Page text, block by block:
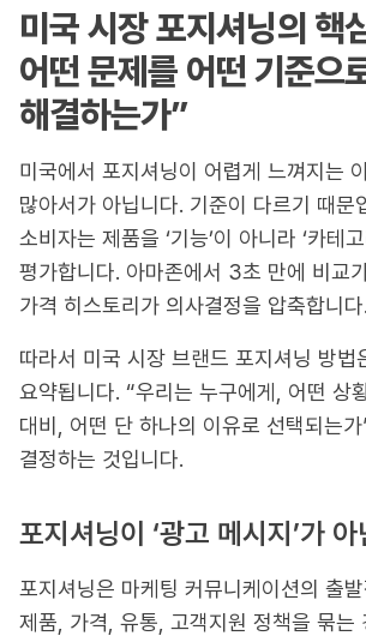
미국 시장 포지셔닝의 핵
어떤 문제를 어떤 기준으
해결하는가”
미국에서 포지셔닝이 어렵게 느껴지는
많아서가 아닙니다. 기준이 다르기 때문
소비자는 제품을 ‘기능’이 아니라 ‘카테
평가합니다. 아마존에서 3초 만에 비교
가격 히스토리가 의사결정을 압축합니다.
따라서 미국 시장 브랜드 포지셔닝 방법
요약됩니다. “우리는 누구에게, 어떤 상
대비, 어떤 단 하나의 이유로 선택되는가
결정하는 것입니다.
포지셔닝이 ‘광고 메시지’가
포지셔닝은 마케팅 커뮤니케이션의 출
제품, 가격, 유통, 고객지원 정책을 묶는